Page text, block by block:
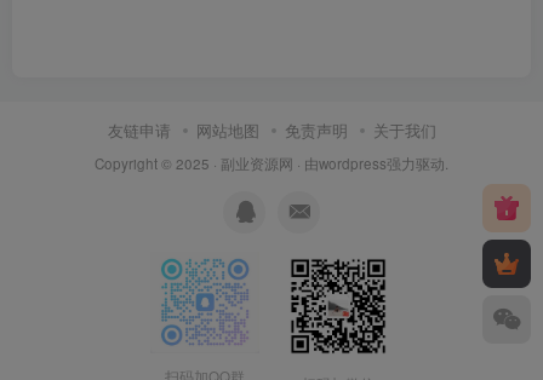
友链申请 网站地图 免责声明 关于我们
Copyright © 2025 · 副业资源网 · 由wordpress强力驱动.